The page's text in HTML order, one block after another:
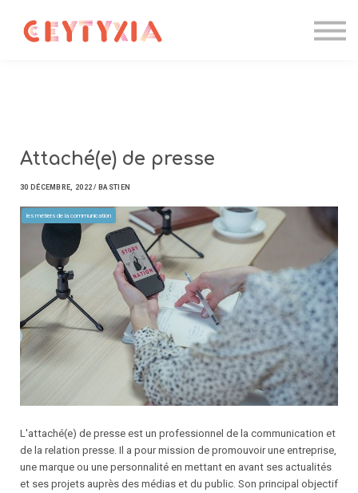
Formations IA
Attaché(e) de presse
30 DÉCEMBRE, 2022 / BASTIEN
les métiers de la communication
L'attaché(e) de presse est un professionnel de la communication et
de la relation presse. Il a pour mission de promouvoir une entreprise,
une marque ou une personnalité en mettant en avant ses actualités
et ses projets auprès des médias et du public. Son principal objectif